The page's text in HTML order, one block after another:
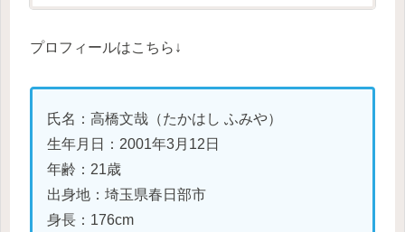
プロフィールはこちら↓
氏名：高橋文哉（たかはし ふみや）
生年月日：2001年3月12日
年齢：21歳
出身地：埼玉県春日部市
身長：176cm